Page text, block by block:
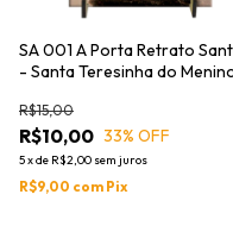
SA 001 A Porta Retrato
- Santa Teresinha do
R$10,00
R$15,00
33% OFF
5xde R$2,00 sem juros
R$9,00 com Pix